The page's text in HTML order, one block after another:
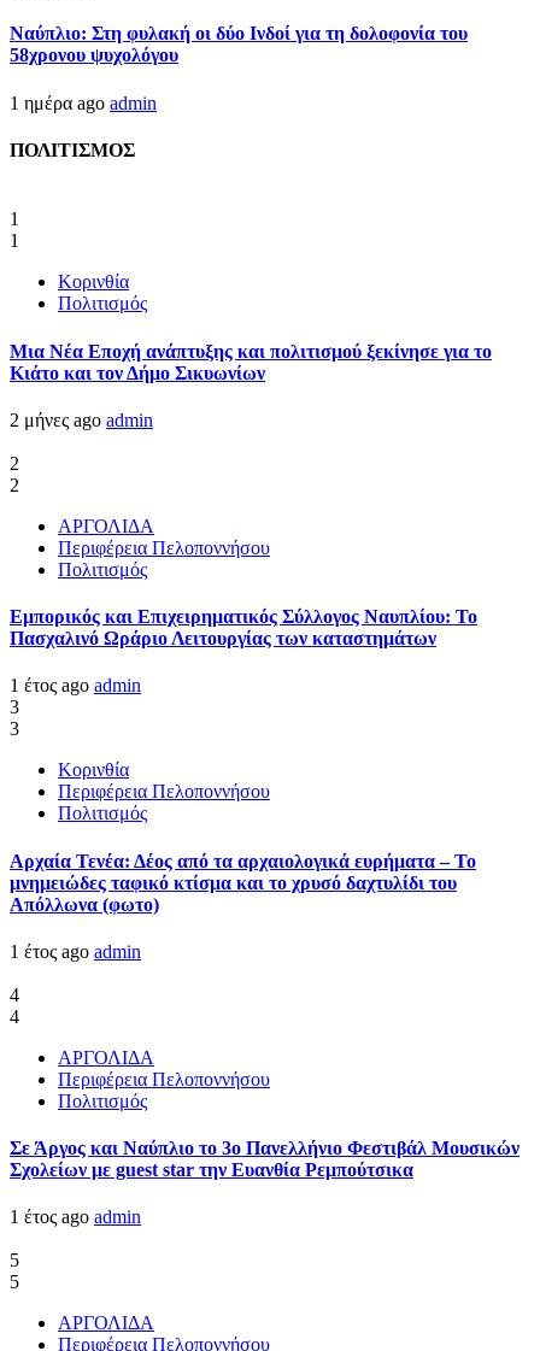
Ναύπλιο: Στη φυλακή οι δύο Ινδοί για τη δολοφονία του
58χρονου ψυχολόγου
1 ημέρα ago admin
ΠΟΛΙΤΙΣΜΟΣ
1
1
Κορινθία
Πολιτισμός
Μια Νέα Εποχή ανάπτυξης και πολιτισμού ξεκίνησε για το
Κιάτο και τον Δήμο Σικυωνίων
2 μήνες ago admin
2
2
ΑΡΓΟΛΙΔΑ
Περιφέρεια Πελοποννήσου
Πολιτισμός
Εμπορικός και Επιχειρηματικός Σύλλογος Ναυπλίου: Το
Πασχαλινό Ωράριο Λειτουργίας των καταστημάτων
1 έτος ago admin
3
3
Κορινθία
Περιφέρεια Πελοποννήσου
Πολιτισμός
Αρχαία Τενέα: Δέος από τα αρχαιολογικά ευρήματα – Το
μνημειώδες ταφικό κτίσμα και το χρυσό δαχτυλίδι του
Απόλλωνα (φωτο)
1 έτος ago admin
4
4
ΑΡΓΟΛΙΔΑ
Περιφέρεια Πελοποννήσου
Πολιτισμός
Σε Άργος και Ναύπλιο το 3ο Πανελλήνιο Φεστιβάλ Μουσικών
Σχολείων με guest star την Ευανθία Ρεμπούτσικα
1 έτος ago admin
5
5
ΑΡΓΟΛΙΔΑ
Περιφέρεια Πελοποννήσου